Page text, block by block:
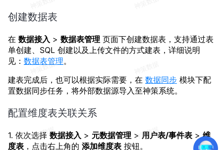
创建数据表
在 数据接入 > 数据表管理 页面下创建数据表，支持通过表
单创建、SQL 创建以及上传文件的方式建表，详细说明
见： 数据表管理。
建表完成后，也可以根据实际需要，在 数据同步 模块下配
置数据同步任务，将外部数据源导入至神策系统。
配置维度表关联关系
1. 依次选择 数据接入 > 元数据管理 > 用户表/事件表 >维
度表 ，点击右上角的 添加维度表 按钮。